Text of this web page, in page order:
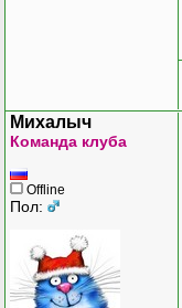
Михалыч
Команда клуба
Offline
Пол: